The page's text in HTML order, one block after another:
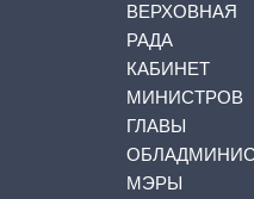
ВЕРХОВНАЯ
РАДА
КАБИНЕТ
МИНИСТРОВ
ГЛАВЫ
МЭРЫ